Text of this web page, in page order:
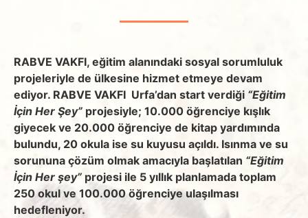
RABVE VAKFI, eğitim alanındaki sosyal sorumluluk
projeleriyle de ülkesine hizmet etmeye devam
ediyor. RABVE VAKFI Urfa’dan start verdiği “Eğitim
İçin Her Şey” projesiyle; 10.000 öğrenciye kışlık
giyecek ve 20.000 öğrenciye de kitap yardımında
bulundu, 20 okula ise su kuyusu açıldı. Isınma ve su
sorununa çözüm olmak amacıyla başlatılan “Eğitim
İçin Her şey” projesi ile 5 yıllık planlamada toplam
250 okul ve 100.000 öğrenciye ulaşılması
hedefleniyor.